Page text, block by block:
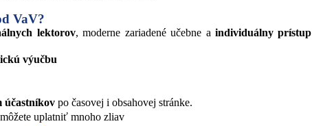
VaV?
lektorov, moderne zariadené učebne aindividuálny prístup
výučbu
účastníkov po časovej i obsahovej stránke.
uplatniť mnoho zliav